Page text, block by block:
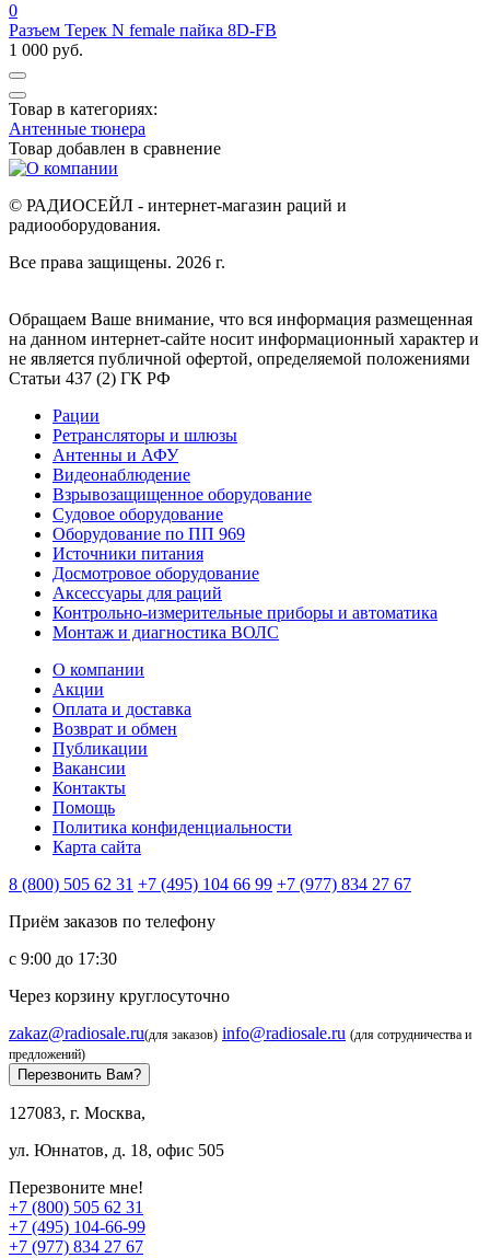
0
Разъем Терек N female пайка 8D-FB
1 000 руб.
Товар в категориях:
Антенные тюнера
Товар добавлен в сравнение
© РАДИОСЕЙЛ - интернет-магазин раций и
радиооборудования.
Все права защищены. 2026 г.
Обращаем Ваше внимание, что вся информация размещенная
на данном интернет-сайте носит информационный характер и
не является публичной офертой, определяемой положениями
Статьи 437 (2) ГК РФ
Рации
Ретрансляторы и шлюзы
Антенны и АФУ
Видеонаблюдение
Взрывозащищенное оборудование
Судовое оборудование
Оборудование по ПП 969
Источники питания
Досмотровое оборудование
Аксессуары для раций
Контрольно-измерительные приборы и автоматика
Монтаж и диагностика ВОЛС
О компании
Акции
Оплата и доставка
Возврат и обмен
Публикации
Вакансии
Контакты
Помощь
Политика конфиденциальности
Карта сайта
8 (800) 505 62 31 +7 (495) 104 66 99 +7 (977) 834 27 67
Приём заказов по телефону
с 9:00 до 17:30
Через корзину круглосуточно
zakaz@radiosale.ru(для заказов) info@radiosale.ru (для сотрудничества и
предложений)
Перезвонить Вам?
127083, г. Москва,
ул. Юннатов, д. 18, офис 505
Перезвоните мне!
+7 (800) 505 62 31
+7 (495) 104-66-99
+7 (977) 834 27 67